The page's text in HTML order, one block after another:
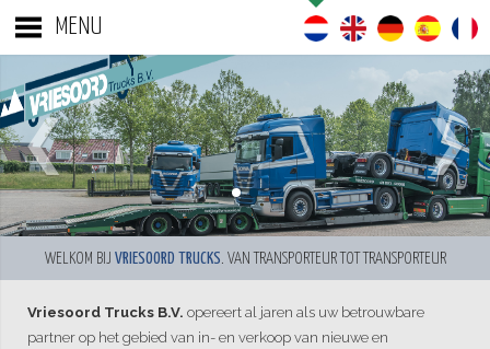
MENU
WELKOM BIJ VRIESOORD TRUCKS . VAN TRANSPORTEUR TOT TRANSPORTEUR
Vriesoord Trucks B.V. opereert al jaren als uw betrouwbare
partner op het gebied van in- en verkoop van nieuwe en